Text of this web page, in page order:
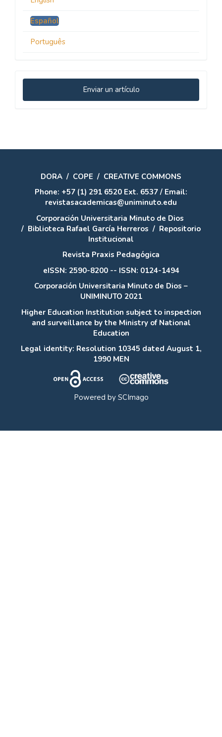
Español
Português
Enviar
un
Enviar un artículo
DORA / COPE / CREATIVE COMMONS
Phone: +57 (1) 291 6520 Ext. 6537 / Email:
revistasacademicas@uniminuto.edu
Corporación Universitaria Minuto de Dios
/ Biblioteca Rafael García Herreros / Repositorio
Institucional
Revista Praxis Pedagógica
eISSN: 2590-8200 -- ISSN: 0124-1494
Corporación Universitaria Minuto de Dios –
UNIMINUTO 2021
Higher Education Institution subject to inspection
and surveillance by the Ministry of National
Education
Legal identity: Resolution 10345 dated August 1,
1990 MEN
Powered by SCImago